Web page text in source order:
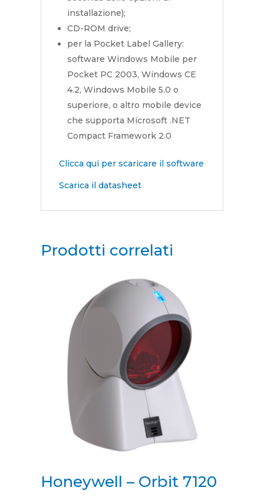
installazione);
CD-ROM drive;
per la Pocket Label Gallery:
software Windows Mobile per
Pocket PC 2003, Windows CE
4.2, Windows Mobile 5.0 o
superiore, o altro mobile device
che supporta Microsoft .NET
Compact Framework 2.0
Clicca qui per scaricare il software
Scarica il datasheet
Prodotti correlati
Honeywell – Orbit 7120